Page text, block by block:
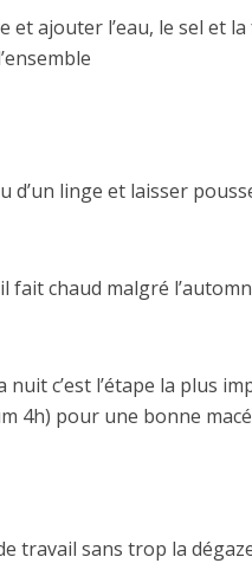
ajouter l’eau, le sel et
linge et laisser
fait chaud malgré
c’est l’étape la plus
4h) pour une bonne
travail sans trop la